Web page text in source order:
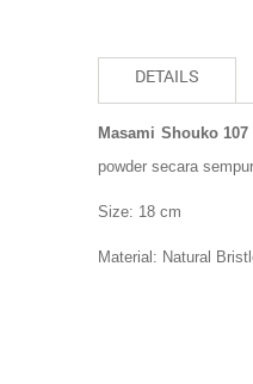
DETAILS
Masami Shouko
powder secara
Size: 18 cm
Material: Natural